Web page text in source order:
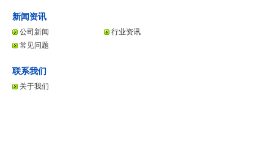
新闻资讯
公司新闻
行业资讯
常见问题
联系我们
关于我们